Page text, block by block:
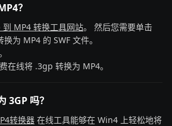
？
MP4 转换工具网站。 然后您需要单击
为 MP4 的 SWF 文件。
在线将 .3gp 转换为 MP4。
3GP 吗？
转换器 在线工具能够在 Win4 上轻松地将